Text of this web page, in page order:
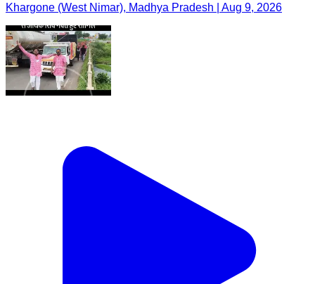
Khargone (West Nimar), Madhya Pradesh | Aug 9, 2026